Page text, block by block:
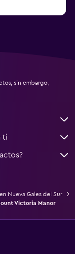
sin embargo,
ti
Nueva Gales del Sur
Victoria Manor